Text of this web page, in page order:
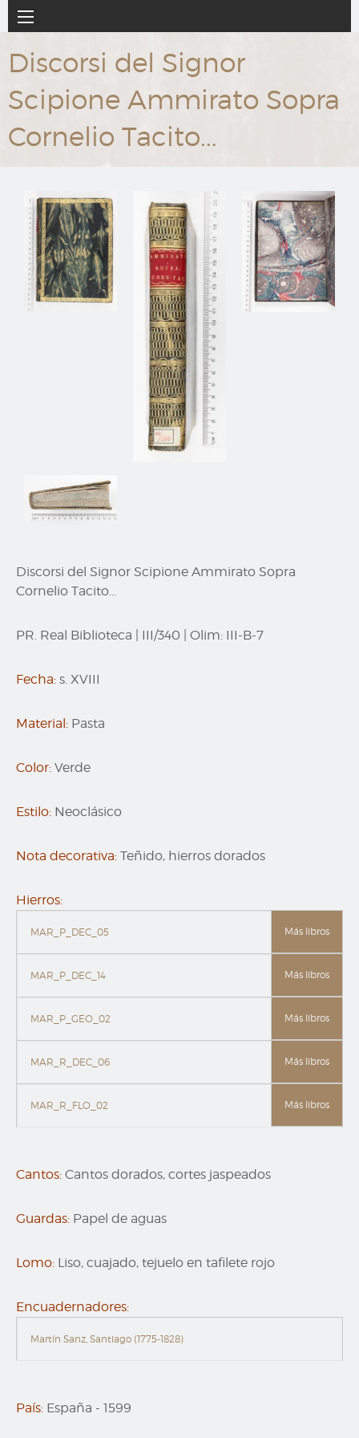
al
principal
Navegación
principal
Discorsi del Signor
Scipione Ammirato Sopra
Cornelio Tacito...
Discorsi del Signor Scipione Ammirato Sopra
Cornelio Tacito...
PR. Real Biblioteca III/340 Olim: III-B-7
Fecha: s. XVIII
Material: Pasta
Color: Verde
Estilo: Neoclásico
Nota decorativa: Teñido, hierros dorados
Hierros:
MAR_P_DEC_05 Más libros
MAR_P_DEC_14 Más libros
MAR_P_GEO_02 Más libros
MAR_R_DEC_06 Más libros
MAR_R_FLO_02 Más libros
Cantos: Cantos dorados, cortes jaspeados
Guardas: Papel de aguas
Lomo: Liso, cuajado, tejuelo en tafilete rojo
Encuadernadores:
Martín Sanz, Santiago (1775-1828)
País: España - 1599